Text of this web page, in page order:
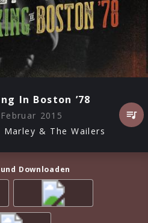
In Boston ’78
2015
& The Wailers
Downloaden